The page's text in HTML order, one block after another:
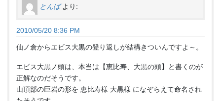
とんば より:
2010/05/20 8:36 PM
仙ノ倉からエビス大黒の登り返しが結構きついんですよ～。
エビス大黒ノ頭は、本当は【恵比寿、大黒の頭】と書くのが
正解なのだそうです。
山頂部の巨岩の形を 恵比寿様 大黒様 になぞらえて命名され